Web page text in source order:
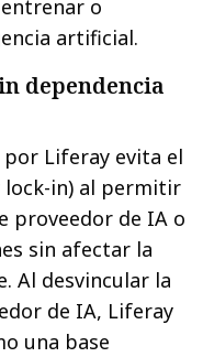
o
artificial.
dependencia
Liferay evita el
lock-in) al permitir
proveedor de IA o
sin afectar la
Al desvincular la
de IA, Liferay
una base